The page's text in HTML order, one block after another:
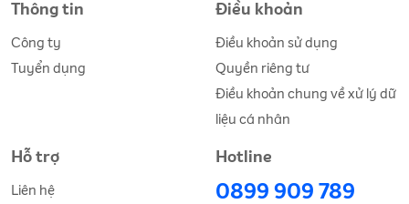
Thông tin
Công ty
Tuyển dụng
Điều khoản
Điều khoản sử dụng
Quyền riêng tư
Điều khoản chung về xử lý dữ
liệu cá nhân
Hỗ trợ
Liên hệ
Hotline
0899 909 789